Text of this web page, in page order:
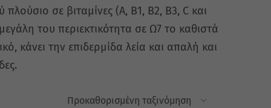
σε βιταμίνες (Α, Β1, Β2, B3, C και
του περιεκτικότητα σε Ω7 το καθιστά
κάνει την επιδερμίδα λεία και απαλή και